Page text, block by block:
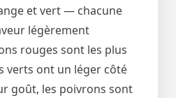
et vert — chacune
légèrement
rouges sont les plus
verts ont un léger côté
goût, les poivrons sont